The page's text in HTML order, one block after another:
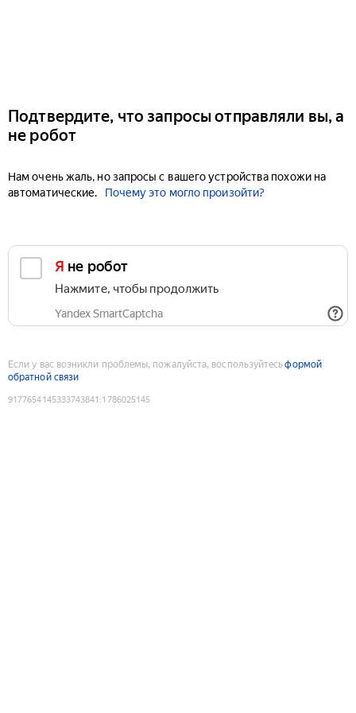
Подтвердите, что запросы отправляли вы, а
не робот
Нам очень жаль, но запросы с вашего устройства похожи на
автоматические.
Почему это могло произойти?
Я не робот
Нажмите, чтобы продолжить
Yandex SmartCaptcha
Если у вас возникли проблемы, пожалуйста, воспользуйтесьформой
обратной связи
9177654145333743841 :1786025145